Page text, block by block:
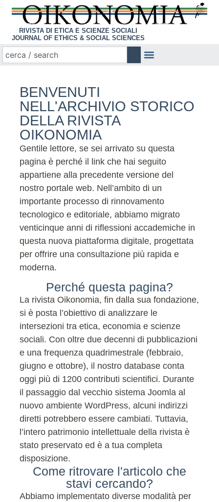
RIVISTA DI ETICA E SCIENZE SOCIALI
JOURNAL OF ETHICS & SOCIAL SCIENCES
BENVENUTI
NELL'ARCHIVIO STORICO
DELLA RIVISTA
OIKONOMIA
Gentile lettore, se sei arrivato su questa
pagina è perché il link che hai seguito
appartiene alla precedente versione del
nostro portale web. Nell’ambito di un
importante processo di rinnovamento
tecnologico e editoriale, abbiamo migrato
venticinque anni di riflessioni accademiche in
questa nuova piattaforma digitale, progettata
per offrire una consultazione più rapida e
moderna.
Perché questa pagina?
La rivista Oikonomia, fin dalla sua fondazione,
si è posta l’obiettivo di analizzare le
intersezioni tra etica, economia e scienze
sociali. Con oltre due decenni di pubblicazioni
e una frequenza quadrimestrale (febbraio,
giugno e ottobre), il nostro database conta
oggi più di 1200 contributi scientifici. Durante
il passaggio dal vecchio sistema Joomla al
nuovo ambiente WordPress, alcuni indirizzi
diretti potrebbero essere cambiati. Tuttavia,
l’intero patrimonio intellettuale della rivista è
stato preservato ed è a tua completa
disposizione.
Come ritrovare l'articolo che
stavi cercando?
Abbiamo implementato diverse modalità per